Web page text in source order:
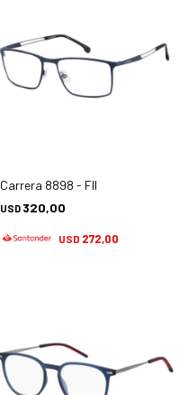
Carrera 8898 - Fll
USD 320,00
USD 272,00